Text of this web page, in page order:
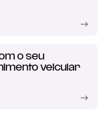
o seu
veicular